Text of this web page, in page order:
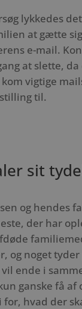
lykkedes
at gætte
e-mail.
at slette,
vigtige
til.
sit
og hendes
der har
og noget
ende i
ganske få af
for, hvad der